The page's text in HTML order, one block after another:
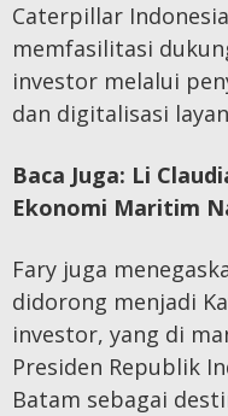
Caterpillar
memfasilitasi
investor melalui
dan digitalisasi
Baca Juga: Li
Ekonomi Maritim
Fary juga
didorong menjadi
investor, yang di
Presiden Republik
Batam sebagai